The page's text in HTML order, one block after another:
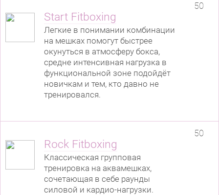
Start Fitboxing
Легкие в понимании комбинации
на мешках помогут быстрее
окунуться в атмосферу бокса,
средне интенсивная нагрузка в
функциональной зоне подойдёт
новичкам и тем, кто давно не
тренировался.
50
Rock Fitboxing
Классическая групповая
тренировка на аквамешках,
сочетающая в себе раунды
силовой и кардио-нагрузки.
50